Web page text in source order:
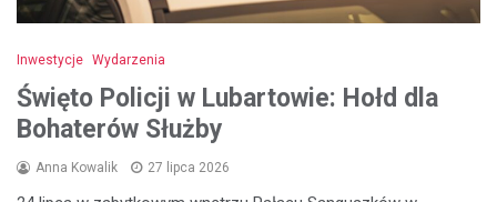
Inwestycje Wydarzenia
Święto Policji w Lubartowie: Hołd dla
Bohaterów Służby
Anna Kowalik 27 lipca 2026